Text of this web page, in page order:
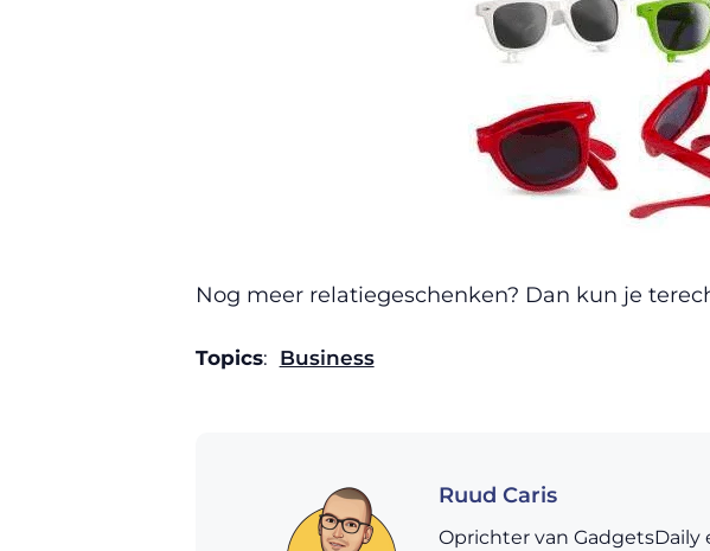
Nog meer relatiegeschenken? Dan kun je
Topics: Business
Ruud Caris
Oprichter van